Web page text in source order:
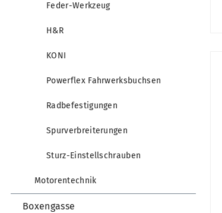
Feder-Werkzeug
H&R
KONI
Powerflex Fahrwerksbuchsen
Radbefestigungen
Spurverbreiterungen
Sturz-Einstellschrauben
Motorentechnik
Boxengasse